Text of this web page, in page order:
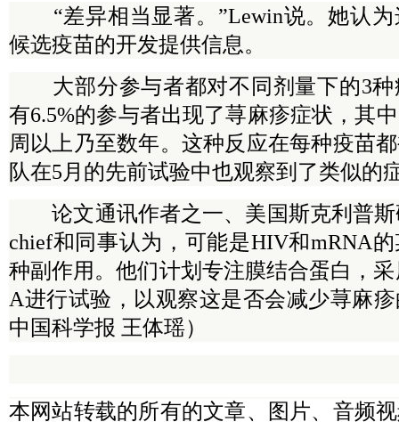
“差异相当显著。”Lewin说。她认为
候选疫苗的开发提供信息。
大部分参与者都对不同剂量下的3种
有6.5%的参与者出现了荨麻疹症状，其
周以上乃至数年。这种反应在每种疫苗
队在5月的先前试验中也观察到了类似的
论文通讯作者之一、美国斯克利普斯
chief和同事认为，可能是HIV和mRNA
种副作用。他们计划专注膜结合蛋白，
A进行试验，以观察这是否会减少荨麻
中国科学报 王体瑶）
本网站转载的所有的文章、图片、音频